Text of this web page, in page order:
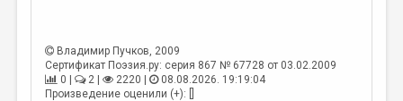
ЭССЕИСТИКА
ЛИТЕРАТУРОВЕДЕНИЕ
Владимир Пучков, 2009
Сертификат Поэзия.ру: серия 867 № 67728 от 03.02.2009
0 |
2 | 2220 |
08.08.2026. 19:19:04
Произведение оценили (+): []